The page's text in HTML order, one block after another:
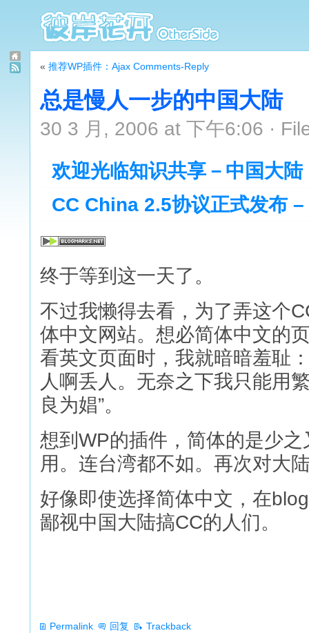
« 推荐WP插件：Ajax Comments-Reply
总是慢人一步的中国大陆
30 3 月, 2006 at 下午6:06 ·
欢迎光临知识共享－中国大陆
CC China 2.5协议正式发布
终于等到这一天了。
不过我懒得去看，为了弄这个
体中文网站。想必简体中文的
看英文页面时，我就暗暗羞耻
人啊丢人。无奈之下我只能用
良为娼”。
想到WP的插件，简体的是少
用。连台湾都不如。再次对大
好像即使选择简体中文，在
鄙视中国大陆搞CC的人们。
Permalink 回复 Trackback